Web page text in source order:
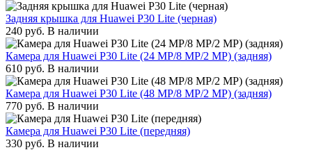
Задняя крышка для Huawei P30 Lite (черная)
240 руб. В наличии
Камера для Huawei P30 Lite (24 MP/8 MP/2 MP) (задняя)
610 руб. В наличии
Камера для Huawei P30 Lite (48 MP/8 MP/2 MP) (задняя)
770 руб. В наличии
Камера для Huawei P30 Lite (передняя)
330 руб. В наличии